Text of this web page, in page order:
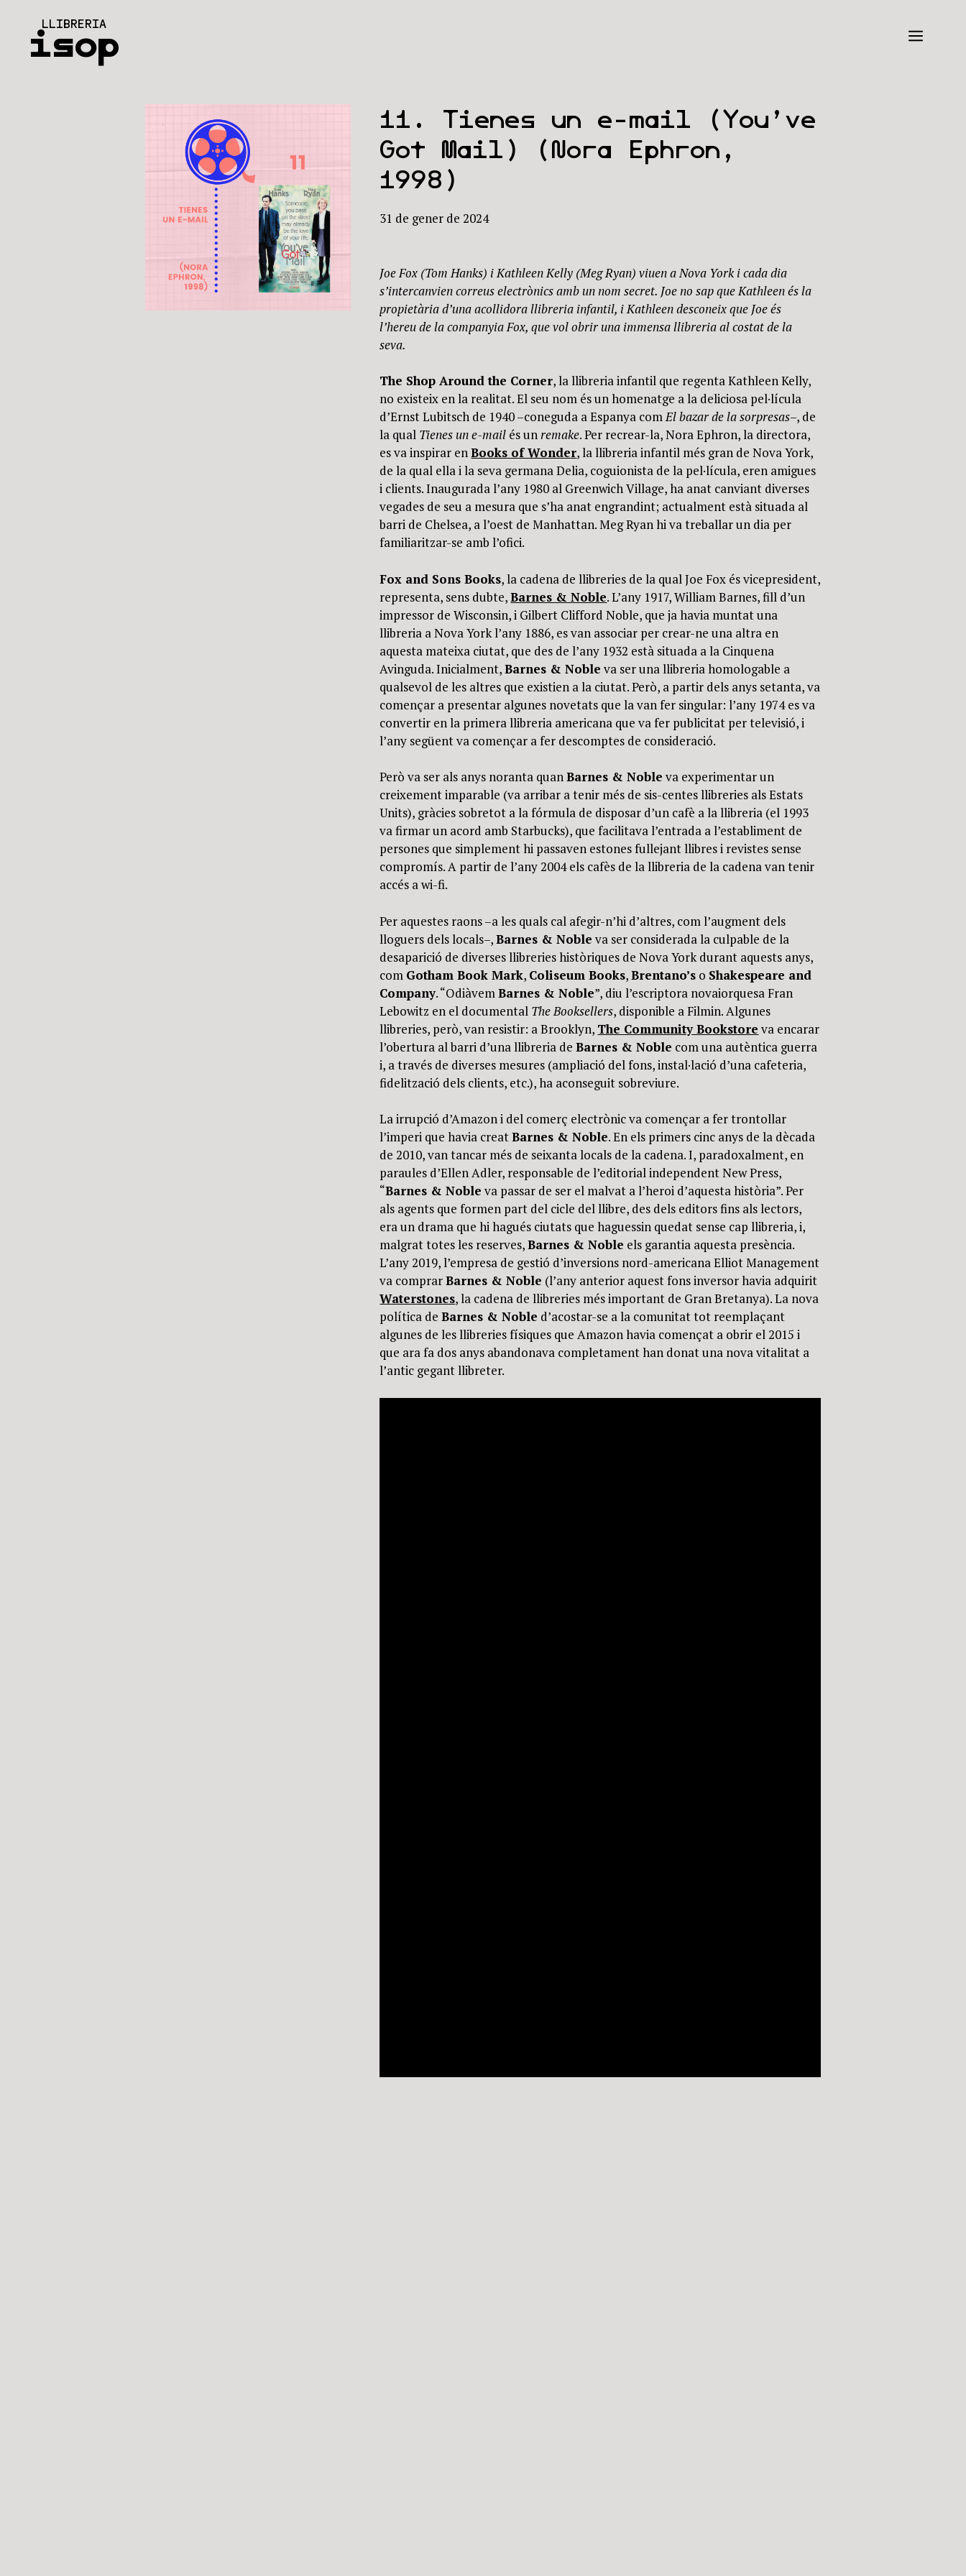
contingutisop
LLIBRERIA
Menú
11. Tienes un e-mail (You’ve
Got Mail) (Nora Ephron,
1998)
31 de gener de 2024
Joe Fox (Tom Hanks) i Kathleen Kelly (Meg Ryan) viuen a Nova York i cada dia
s’intercanvien correus electrònics amb un nom secret. Joe no sap que Kathleen és la
propietària d’una acollidora llibreria infantil, i Kathleen desconeix que Joe és
l’hereu de la companyia Fox, que vol obrir una immensa llibreria al costat de la
seva.
The Shop Around the Corner, la llibreria infantil que regenta Kathleen Kelly,
no existeix en la realitat. El seu nom és un homenatge a la deliciosa pel·lícula
d’Ernst Lubitsch de 1940 –coneguda a Espanya comEl bazar de la sorpresas–, de
la qual Tienes un e-mail és unremake. Per recrear-la, Nora Ephron, la directora,
es va inspirar enBooks of Wonder, la llibreria infantil més gran de Nova York,
de la qual ella i la seva germana Delia, coguionista de la pel·lícula, eren amigues
i clients. Inaugurada l’any 1980 al Greenwich Village, ha anat canviant diverses
vegades de seu a mesura que s’ha anat engrandint; actualment està situada al
barri de Chelsea, a l’oest de Manhattan. Meg Ryan hi va treballar un dia per
familiaritzar-se amb l’ofici.
Fox and Sons Books, la cadena de llibreries de la qual Joe Fox és vicepresident,
representa, sens dubte,Barnes & Noble. L’any 1917, William Barnes, fill d’un
impressor de Wisconsin, i Gilbert Clifford Noble, que ja havia muntat una
llibreria a Nova York l’any 1886, es van associar per crear-ne una altra en
aquesta mateixa ciutat, que des de l’any 1932 està situada a la Cinquena
Avinguda. Inicialment,Barnes & Noble va ser una llibreria homologable a
qualsevol de les altres que existien a la ciutat. Però, a partir dels anys setanta, va
començar a presentar algunes novetats que la van fer singular: l’any 1974 es va
convertir en la primera llibreria americana que va fer publicitat per televisió, i
l’any següent va començar a fer descomptes de consideració.
Però va ser als anys noranta quanBarnes & Noble va experimentar un
creixement imparable (va arribar a tenir més de sis-centes llibreries als Estats
Units), gràcies sobretot a la fórmula de disposar d’un cafè a la llibreria (el 1993
va firmar un acord amb Starbucks), que facilitava l’entrada a l’establiment de
persones que simplement hi passaven estones fullejant llibres i revistes sense
compromís. A partir de l’any 2004 els cafès de la llibreria de la cadena van tenir
accés a wi-fi.
Per aquestes raons –a les quals cal afegir-n’hi d’altres, com l’augment dels
lloguers dels locals–,Barnes & Noble va ser considerada la culpable de la
desaparició de diverses llibreries històriques de Nova York durant aquests anys,
com Gotham Book Mark, Coliseum Books,Brentano’s o Shakespeare and
Company. “OdiàvemBarnes & Noble”, diu l’escriptora novaiorquesa Fran
Lebowitz en el documental The Booksellers, disponible a Filmin. Algunes
llibreries, però, van resistir: a Brooklyn, The Community Bookstore va encarar
l’obertura al barri d’una llibreria deBarnes & Noble com una autèntica guerra
i, a través de diverses mesures (ampliació del fons, instal·lació d’una cafeteria,
fidelització dels clients, etc.), ha aconseguit sobreviure.
La irrupció d’Amazon i del comerç electrònic va començar a fer trontollar
l’imperi que havia creatBarnes & Noble. En els primers cinc anys de la dècada
de 2010, van tancar més de seixanta locals de la cadena. I, paradoxalment, en
paraules d’Ellen Adler, responsable de l’editorial independent New Press,
“Barnes & Noble va passar de ser el malvat a l’heroi d’aquesta història”. Per
als agents que formen part del cicle del llibre, des dels editors fins als lectors,
era un drama que hi hagués ciutats que haguessin quedat sense cap llibreria, i,
malgrat totes les reserves,Barnes & Noble els garantia aquesta presència.
L’any 2019, l’empresa de gestió d’inversions nord-americana Elliot Management
va comprarBarnes & Noble (l’any anterior aquest fons inversor havia adquirit
Waterstones, la cadena de llibreries més important de Gran Bretanya). La nova
política deBarnes & Noble d’acostar-se a la comunitat tot reemplaçant
algunes de les llibreries físiques que Amazon havia començat a obrir el 2015 i
que ara fa dos anys abandonava completament han donat una nova vitalitat a
l’antic gegant llibreter.